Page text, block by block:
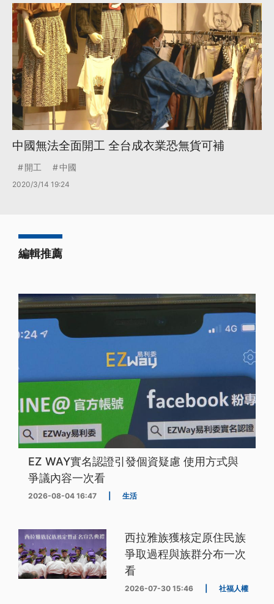
中國無法全面開工 全台成衣業恐無貨可補
開工 中國
2020/3/14 19:24
編輯推薦
EZ WAY實名認證引發個資疑慮 使用方式與
爭議內容一次看
2026-08-04 16:47 生活
西拉雅族獲核定原住民族
爭取過程與族群分布一次
看
2026-07-30 15:46 社福人權